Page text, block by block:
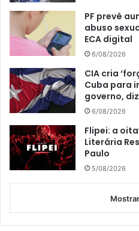
PF prevê
abuso
ECA digital
6/08/2026
CIA cria
Cuba para
governo,
6/08/2026
Flipei: a
Literária
Paulo
5/08/2026